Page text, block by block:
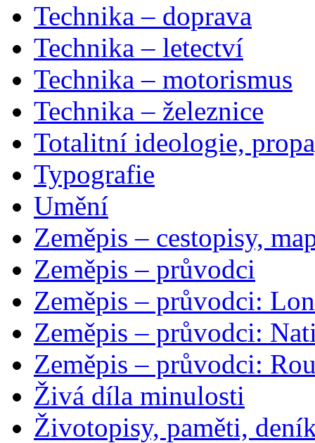
Technika – doprava
Technika – letectví
Technika – motorismus
Technika – železnice
Totalitní ideologie,
Typografie
Umění
Zeměpis – cestopisy,
Zeměpis – průvodci
Zeměpis – průvodci:
Zeměpis – průvodci:
Zeměpis – průvodci:
Živá díla minulosti
Životopisy, paměti,